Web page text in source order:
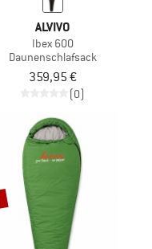
ALVIVO
Ibex 600
Daunenschlafsack
359,95 €
(0)